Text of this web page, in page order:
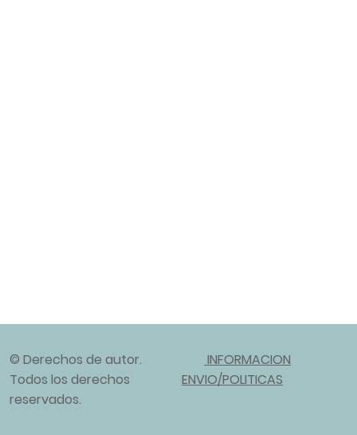
© Derechos de autor.
Todos los derechos
reservados.
INFORMACION
ENVIO/POLITICAS